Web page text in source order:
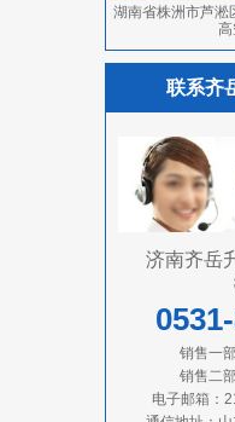
湖南省株洲市芦淞
高
联系齐
济南齐岳
销售一
销售二
电子邮箱：